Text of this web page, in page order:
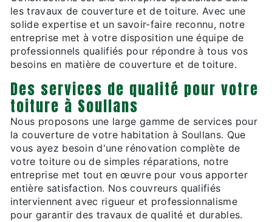
les travaux de couverture et de toiture. Avec une
solide expertise et un savoir-faire reconnu, notre
entreprise met à votre disposition une équipe de
professionnels qualifiés pour répondre à tous vos
besoins en matière de couverture et de toiture.
Des services de qualité pour votre
toiture à Soullans
Nous proposons une large gamme de services pour
la couverture de votre habitation à Soullans. Que
vous ayez besoin d'une rénovation complète de
votre toiture ou de simples réparations, notre
entreprise met tout en œuvre pour vous apporter
entière satisfaction. Nos couvreurs qualifiés
interviennent avec rigueur et professionnalisme
pour garantir des travaux de qualité et durables.